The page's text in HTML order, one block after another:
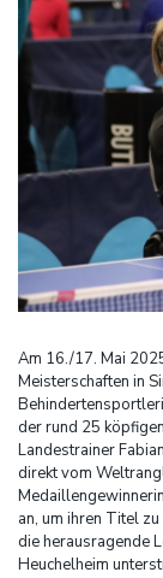
Am 16./17. Mai
Meisterschaften in
der rund 25
Landestrainer
direkt vom
an, um ihren Titel
die herausragende
Heuchelheim